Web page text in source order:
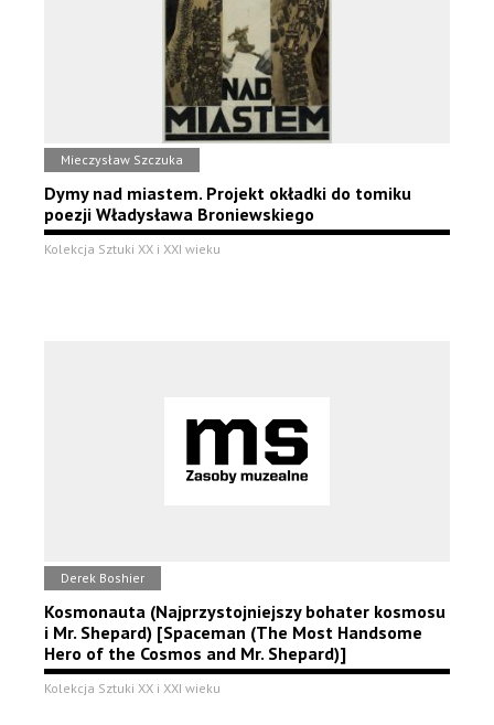
Mieczysław Szczuka
Dymy nad miastem. Projekt okładki do tomiku
poezji Władysława Broniewskiego
Kolekcja Sztuki XX i XXI wieku
Derek Boshier
Kosmonauta (Najprzystojniejszy bohater kosmosu
i Mr. Shepard) [Spaceman (The Most Handsome
Hero of the Cosmos and Mr. Shepard)]
Kolekcja Sztuki XX i XXI wieku